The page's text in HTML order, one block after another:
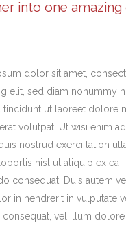
into one amazing
dolor sit amet,
elit, sed diam nonummy
tincidunt ut laoreet dolore
volutpat. Ut wisi enim
nostrud exerci tation
nisl ut aliquip ex ea
consequat. Duis autem
in hendrerit in vulputate
consequat, vel illum dolore